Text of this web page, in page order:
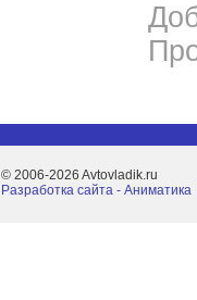
© 2006-2026 Avtovladik.ru
Разработка сайта - Aниматика